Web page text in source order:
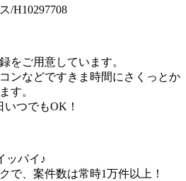
/H10297708
をご用意しています。
ンなどですきま時間にさくっとか
す。
いつでもOK！
ッパイ♪
で、案件数は常時1万件以上！